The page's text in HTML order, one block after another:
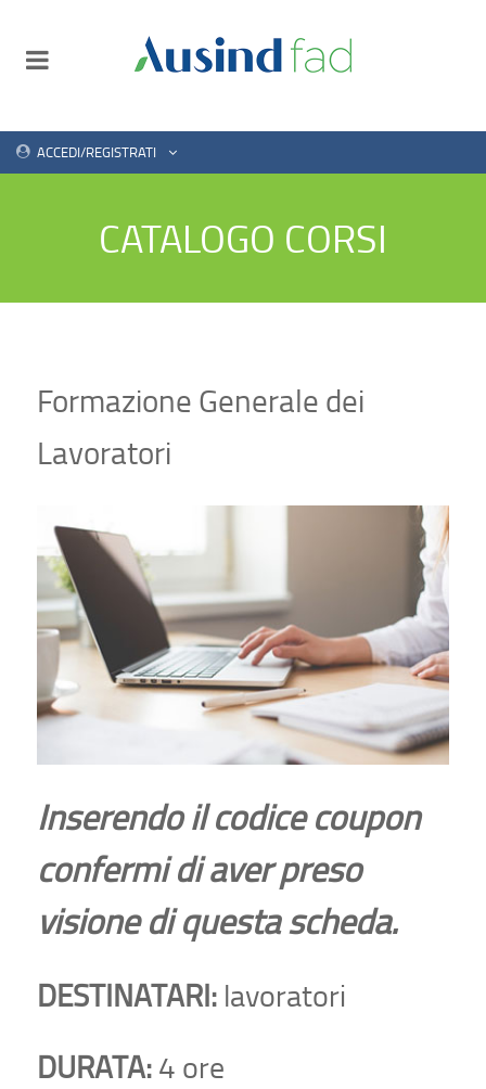
ACCEDI/REGISTRATI
CATALOGO CORSI
Formazione Generale dei
Lavoratori
Inserendo il codice coupon
confermi di aver preso
visione di questa scheda.
DESTINATARI: lavoratori
DURATA:4 ore